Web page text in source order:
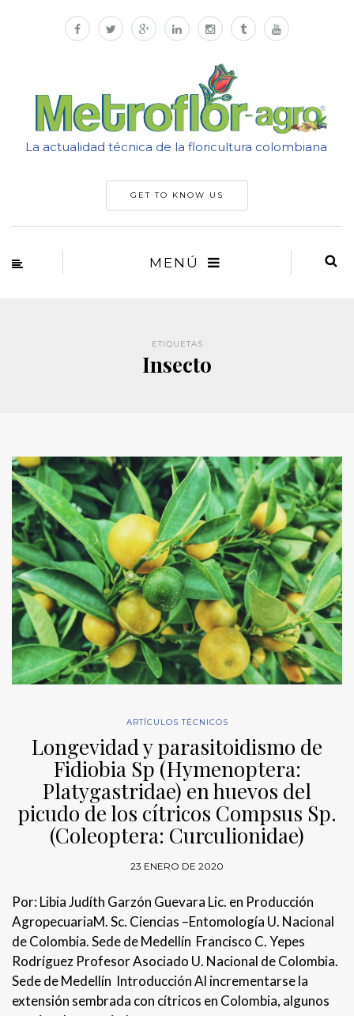
La actualidad técnica de la floricultura colombiana
GET TO KNOW US
MENÚ
ETIQUETAS
Insecto
ARTÍCULOS TÉCNICOS
Longevidad y parasitoidismo de
Fidiobia Sp (Hymenoptera:
Platygastridae) en huevos del
picudo de los cítricos Compsus Sp.
(Coleoptera: Curculionidae)
23 ENERO DE 2020
Por: Libia Judíth Garzón Guevara Lic. en Producción
AgropecuariaM. Sc. Ciencias –Entomología U. Nacional
de Colombia. Sede de Medellín Francisco C. Yepes
Rodríguez Profesor Asociado U. Nacional de Colombia.
Sede de Medellín Introducción Al incrementarse la
extensión sembrada con cítricos en Colombia, algunos